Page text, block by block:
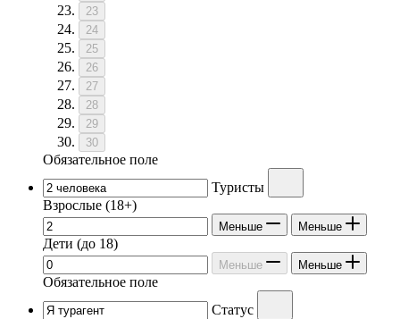
23
24
25
26
27
28
29
30
Обязательное поле
Туристы
Взрослые (18+)
Меньше Меньше
Дети (до 18)
Меньше Меньше
Обязательное поле
Статус